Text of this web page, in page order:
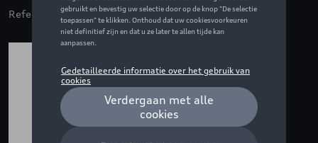
Referentie: BUNFPPAUQ3SUVH